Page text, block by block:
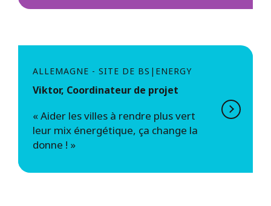
ALLEMAGNE - SITE DE BS|ENERGY
Viktor, Coordinateur de projet
« Aider les villes à rendre plus vert
leur mix énergétique, ça change la
donne ! »